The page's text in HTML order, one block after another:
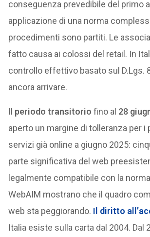
conseguenza prevedibile del primo
applicazione di una norma
procedimenti sono partiti. Le
fatto causa ai colossi del retail. In
controllo effettivo basato sul D.Lgs.
ancora arrivare.
Il periodo transitorio fino al 28
aperto un margine di tolleranza per i
servizi già online a giugno 2025:
parte significativa del web
legalmente compatibile con la
WebAIM mostrano che il quadro
web sta peggiorando. Il diritto
Italia esiste sulla carta dal 2004. Dal